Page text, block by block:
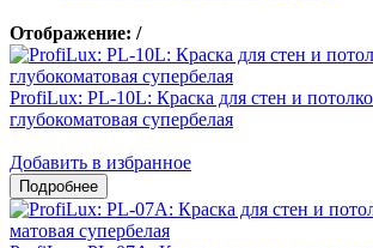
Отображение: /
ProfiLux: PL-10L: Краска для стен и
глубокоматовая супербелая
Добавить в избранное